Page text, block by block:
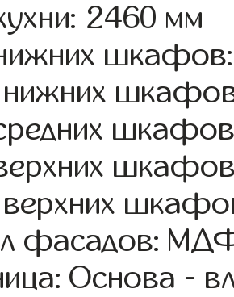
2460 мм
нижних
верхних
фасадов:
Основа -